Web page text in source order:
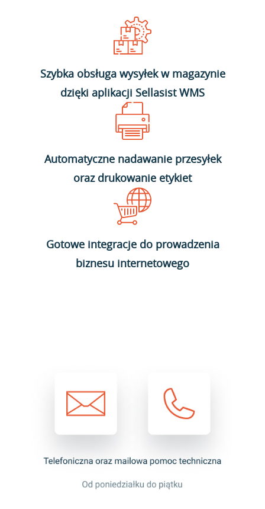
Szybka obsługa wysyłek w magazynie
dzięki aplikacji Sellasist WMS
Automatyczne nadawanie przesyłek
oraz drukowanie etykiet
Gotowe integracje do prowadzenia
biznesu internetowego